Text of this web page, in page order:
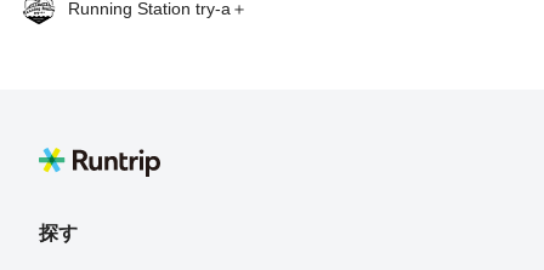
てくるのが多摩川ゴルフ倶楽部。多摩川に面したショート
スで、足に優しく、幅も広く走りやすいです。 折り返し
内に供給するためにつくられたそうです。 渡った先は、
Running Station try-a＋
探す